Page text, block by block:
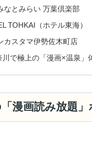
とみらい 万葉倶楽部
TOHKAI（ホテル東海）
スタマ伊勢佐木町店
川で極上の「漫画×温泉」
漫画読み放題